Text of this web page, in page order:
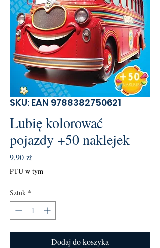
SKU: EAN 9788382750621
Lubię kolorować
pojazdy +50 naklejek
9,90 złCena
PTU w tym
Sztuk *
Dodaj do koszyka